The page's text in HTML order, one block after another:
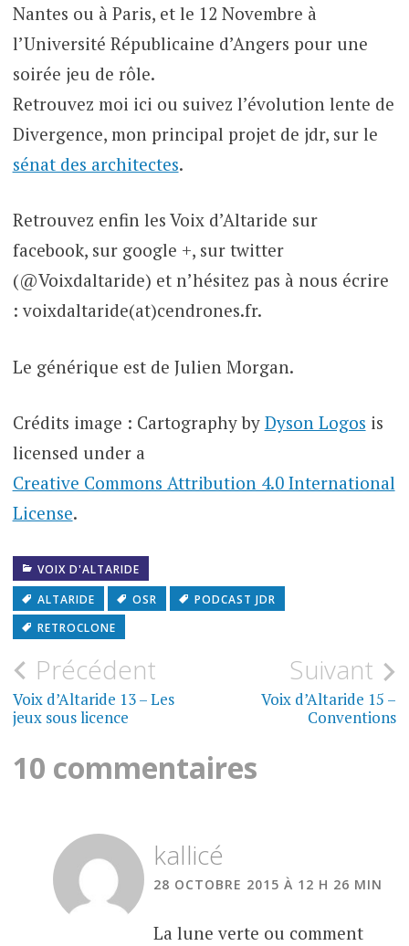
Nantes ou à Paris, et le 12 Novembre à
l’Université Républicaine d’Angers pour une
soirée jeu de rôle.
Retrouvez moi ici ou suivez l’évolution lente de
Divergence, mon principal projet de jdr, sur le
sénat des architectes.
Retrouvez enfin les Voix d’Altaride sur
facebook, sur google +, sur twitter
(@Voixdaltaride) et n’hésitez pas à nous écrire
: voixdaltaride(at)cendrones.fr.
Le générique est de Julien Morgan.
Crédits image : Cartography by Dyson Logos is
licensed under a
Creative Commons Attribution 4.0 International
License.
VOIX D'ALTARIDE
ALTARIDE
OSR
PODCAST JDR
RETROCLONE
Navigation
de
Précédent
Voix d’Altaride 13 – Les
jeux sous licence
Suivant
Voix d’Altaride 15 –
Conventions
10 commentaires
kallicé
28 OCTOBRE 2015 À 12 H 26 MIN
La lune verte ou comment